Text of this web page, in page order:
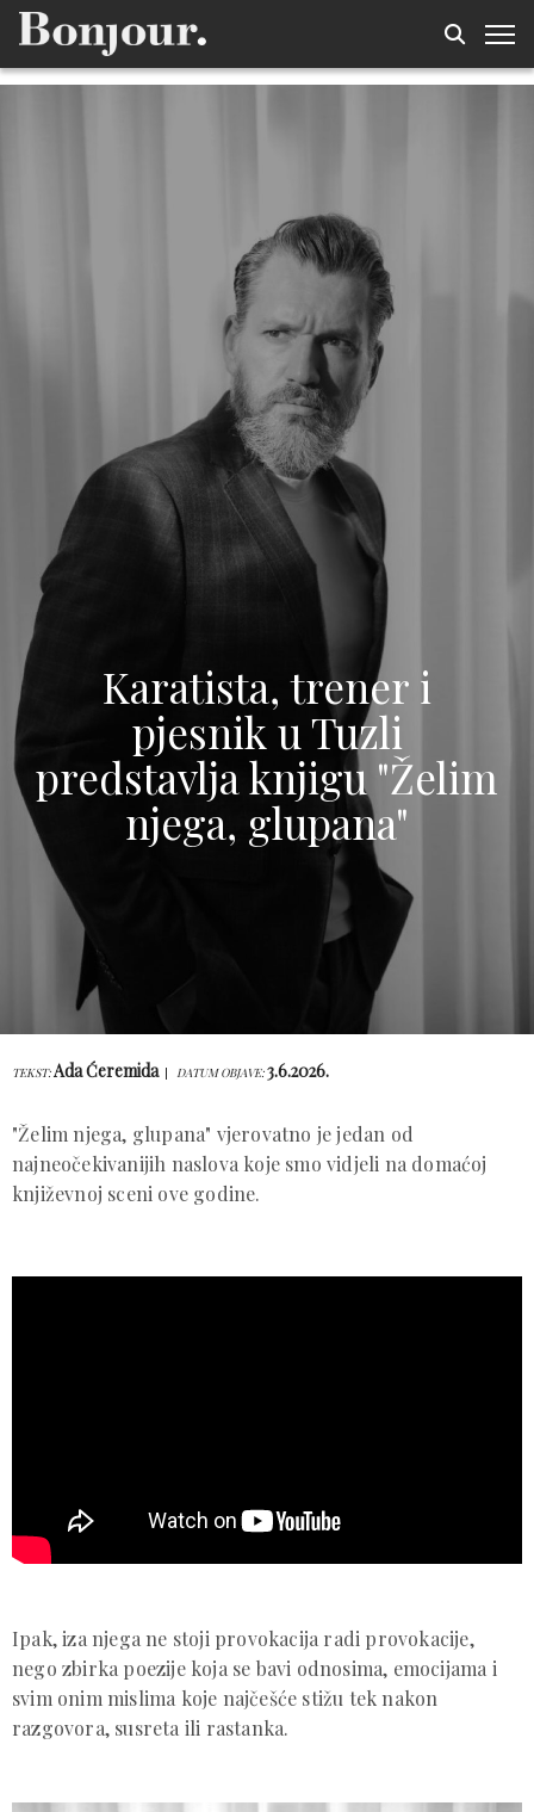
Karatista, trener i
pjesnik u Tuzli
predstavlja knjigu "Želim
njega, glupana"
TEKST:Ada Ćeremida DATUM OBJAVE:3.6.2026.
"Želim njega, glupana" vjerovatno je jedan od
najneočekivanijih naslova koje smo vidjeli na domaćoj
književnoj sceni ove godine.
Ipak, iza njega ne stoji provokacija radi provokacije,
nego zbirka poezije koja se bavi odnosima, emocijama i
svim onim mislima koje najčešće stižu tek nakon
razgovora, susreta ili rastanka.